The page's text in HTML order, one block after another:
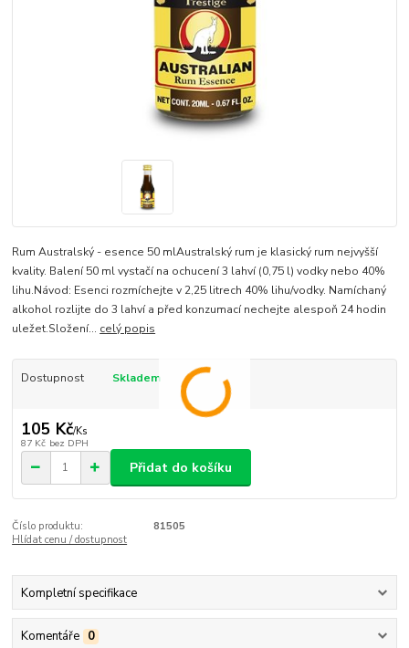
Rum Australský - esence 50 mlAustralský rum je klasický rum nejvyšší
kvality. Balení 50 ml vystačí na ochucení 3 lahví (0,75 l) vodky nebo 40%
lihu.Návod: Esenci rozmíchejte v 2,25 litrech 40% lihu/vodky. Namíchaný
alkohol rozlijte do 3 lahví a před konzumací nechejte alespoň 24 hodin
uležet.Složení... celý popis
Dostupnost Skladem
105 Kč/Ks
87 Kč bez DPH
Přidat do košíku
Číslo produktu:
81505
Hlídat cenu / dostupnost
Kompletní specifikace
Komentáře 0